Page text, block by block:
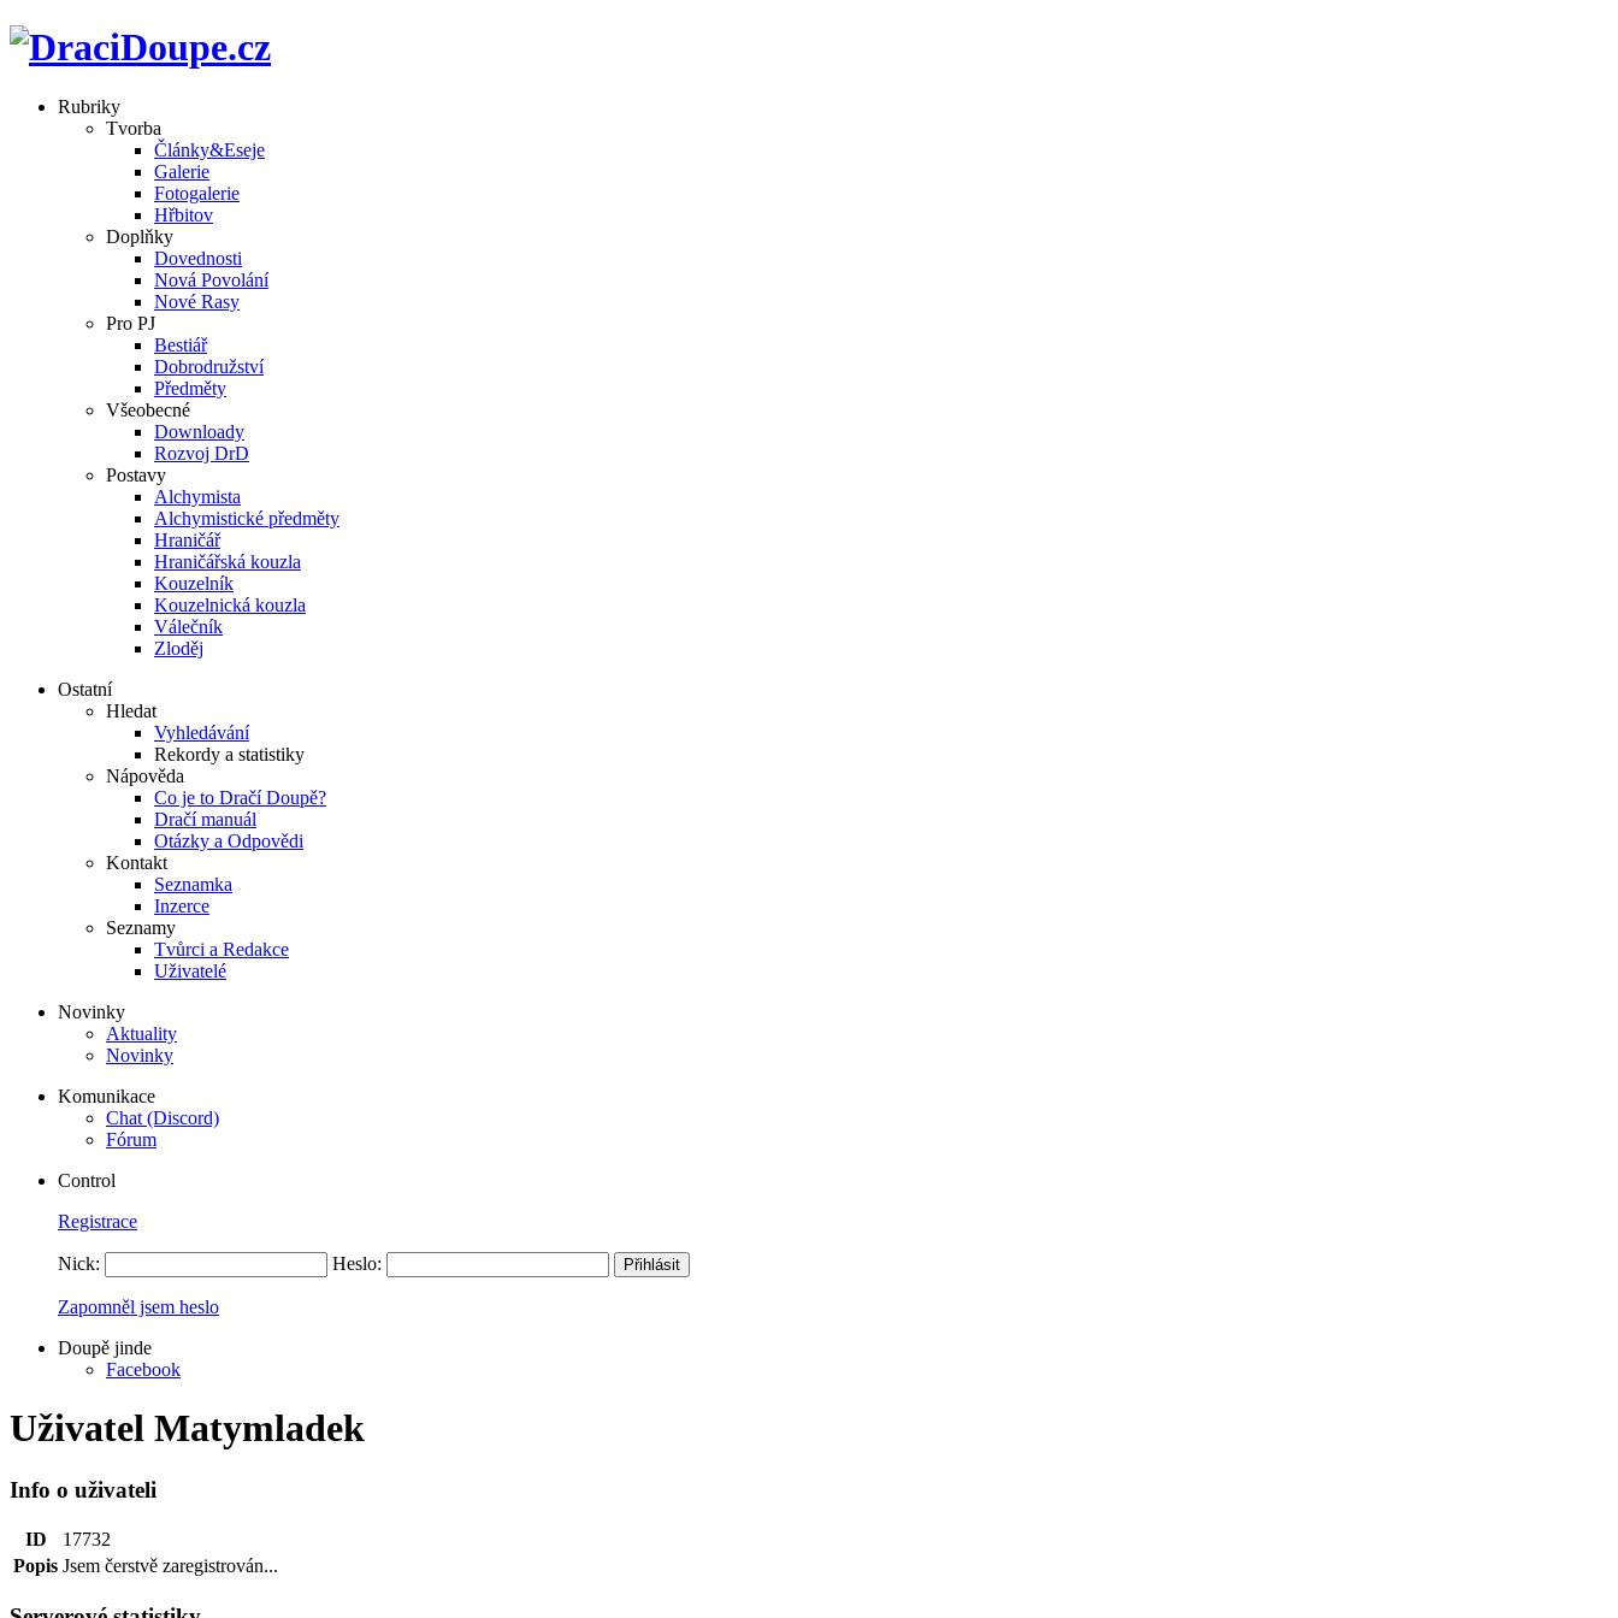
Rubriky
Tvorba
Články&Eseje
Galerie
Fotogalerie
Hřbitov
Doplňky
Dovednosti
Nová Povolání
Nové Rasy
Pro PJ
Bestiář
Dobrodružství
Předměty
Všeobecné
Downloady
Rozvoj DrD
Postavy
Alchymista
Alchymistické předměty
Hraničář
Hraničářská kouzla
Kouzelník
Kouzelnická kouzla
Válečník
Zloděj
Ostatní
Hledat
Vyhledávání
Rekordy a statistiky
Nápověda
Co je to Dračí Doupě?
Dračí manuál
Otázky a Odpovědi
Kontakt
Seznamka
Inzerce
Seznamy
Tvůrci a Redakce
Uživatelé
Novinky
Aktuality
Novinky
Komunikace
Chat (Discord)
Fórum
Control
Registrace
Nick: Heslo:
Zapomněl jsem heslo
Doupě jinde
Facebook
Uživatel Matymladek
Info o uživateli
ID
17732
Popis Jsem čerstvě zaregistrován...